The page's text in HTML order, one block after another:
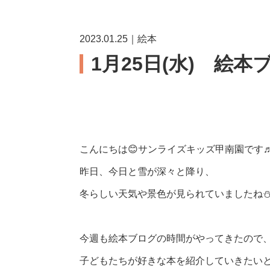
2023.01.25｜絵本
1月25日(水) 絵本
こんにちは😊サンライズキッズ甲南園です♬
昨日、今日と雪が深々と降り、
冬らしい天気や景色が見られていましたね
今週も絵本ブログの時間がやってきたので、
子どもたちが好きな本を紹介していきたい